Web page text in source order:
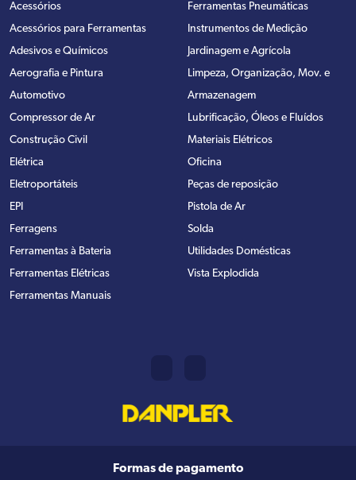
Acessórios
Acessórios para Ferramentas
Adesivos e Químicos
Aerografia e Pintura
Automotivo
Compressor de Ar
Construção Civil
Elétrica
Eletroportáteis
EPI
Ferragens
Ferramentas à Bateria
Ferramentas Elétricas
Ferramentas Manuais
Ferramentas Pneumáticas
Instrumentos de Medição
Jardinagem e Agrícola
Limpeza, Organização, Mov. e
Armazenagem
Lubrificação, Óleos e Fluídos
Materiais Elétricos
Oficina
Peças de reposição
Pistola de Ar
Solda
Utilidades Domésticas
Vista Explodida
Formas de pagamento